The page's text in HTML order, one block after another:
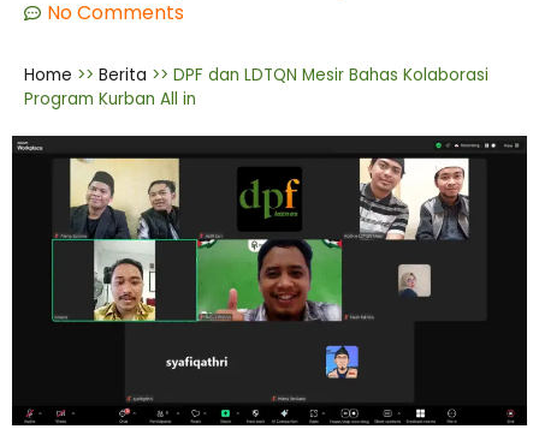
No Comments
Home >> Berita >> DPF dan LDTQN Mesir Bahas Kolaborasi
Program Kurban All in